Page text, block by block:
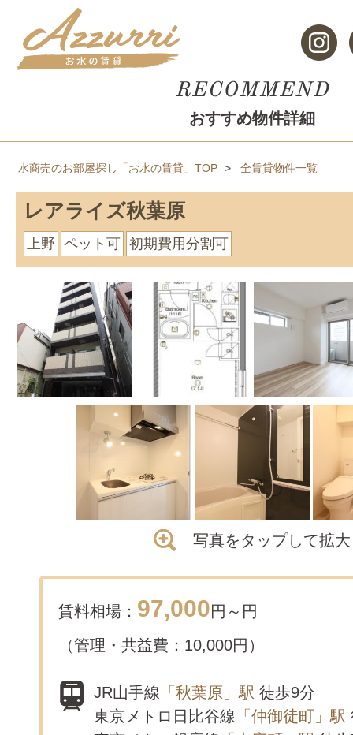
おすすめ物件詳細
水商売のお部屋探し「お水の賃貸」TOP 全賃貸物件一覧
レアライズ秋葉原
上野 ペット可 初期費用分割可
写真をタップして拡大
賃料相場： 97,000円～ 円
（管理・共益費：10,000円）
JR山手線 「秋葉原」駅 徒歩9分
東京メトロ日比谷線 「仲御徒町」駅